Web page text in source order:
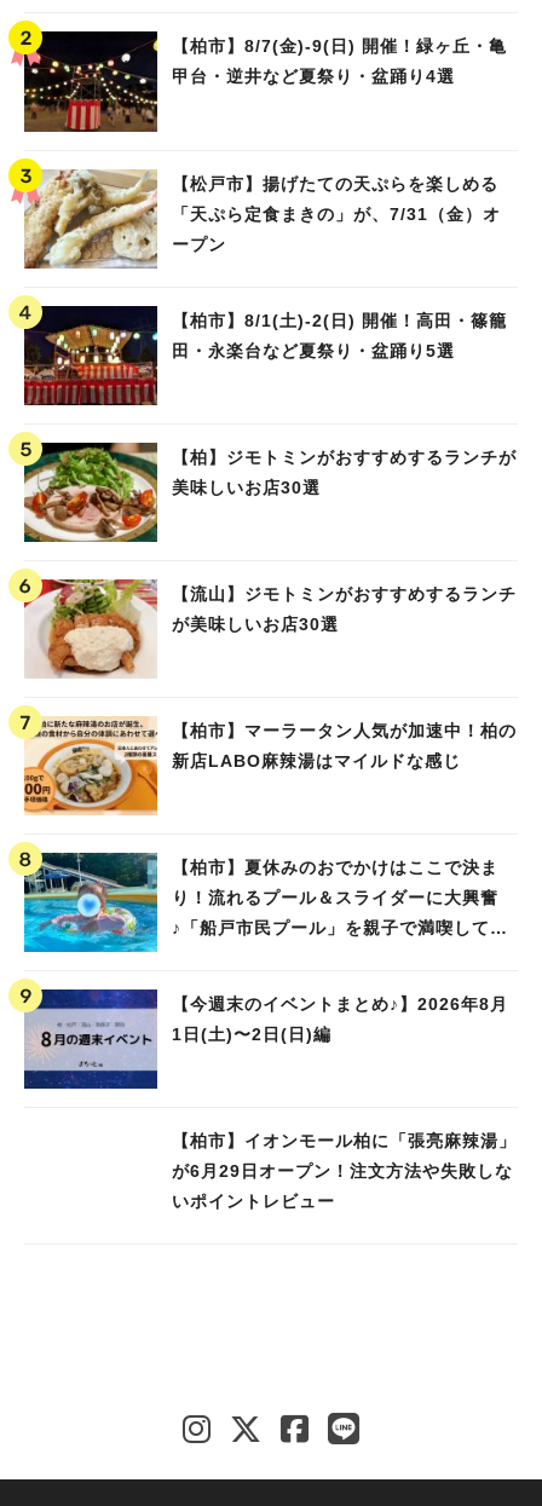
【柏市】8/7(金)‐9(日) 開催！緑ヶ丘・亀
甲台・逆井など夏祭り・盆踊り4選
【松戸市】揚げたての天ぷらを楽しめる
「天ぷら定食まきの」が、7/31（金）オ
ープン
【柏市】8/1(土)‐2(日) 開催！高田・篠籠
田・永楽台など夏祭り・盆踊り5選
【柏】ジモトミンがおすすめするランチが
美味しいお店30選
【流山】ジモトミンがおすすめするランチ
が美味しいお店30選
【柏市】マーラータン人気が加速中！柏の
新店LABO麻辣湯はマイルドな感じ
【柏市】夏休みのおでかけはここで決ま
り！流れるプール＆スライダーに大興奮
♪「船戸市民プール」を親子で満喫してき
【今週末のイベントまとめ♪】2026年8月
1日(土)〜2日(日)編
【柏市】イオンモール柏に「張亮麻辣湯」
が6月29日オープン！注文方法や失敗しな
いポイントレビュー